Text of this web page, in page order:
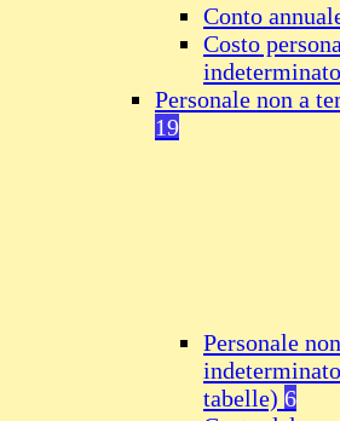
Conto
Costo
indeterminato
Personale non a
19
Personale
tabelle) 6